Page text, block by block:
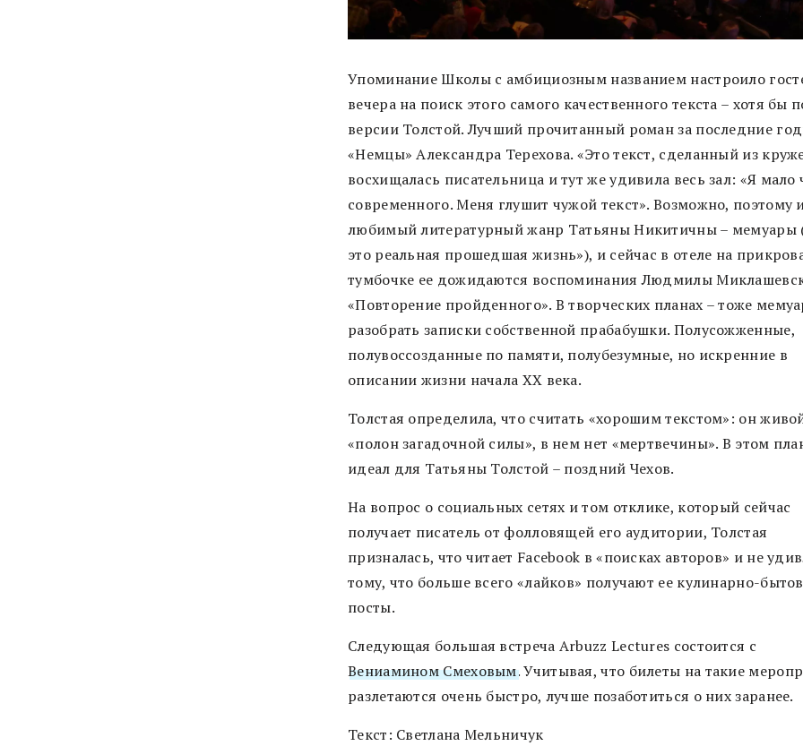
Упоминание Школы с амбициозным названием настроило
вечера на поиск этого самого качественного текста – хотя бы
версии Толстой. Лучший прочитанный роман за последние
«Немцы» Александра Терехова. «Это текст, сделанный из
восхищалась писательница и тут же удивила весь зал: «Я мало
современного. Меня глушит чужой текст». Возможно, поэтому
любимый литературный жанр Татьяны Никитичны – мемуары
это реальная прошедшая жизнь»), и сейчас в отеле на
тумбочке ее дожидаются воспоминания Людмилы
«Повторение пройденного». В творческих планах – тоже
разобрать записки собственной прабабушки. Полусожженные,
полувоссозданные по памяти, полубезумные, но искренние в
описании жизни начала XX века.
Толстая определила, что считать «хорошим текстом»: он
«полон загадочной силы», в нем нет «мертвечины». В этом
идеал для Татьяны Толстой – поздний Чехов.
На вопрос о социальных сетях и том отклике, который сейчас
получает писатель от фолловящей его аудитории, Толстая
призналась, что читает Facebook в «поисках авторов» и не
тому, что больше всего «лайков» получают ее кулинарно-
посты.
Следующая большая встреча Arbuzz Lectures состоится с
Вениамином Смеховым. Учитывая, что билеты на такие
разлетаются очень быстро, лучше позаботиться о них заранее.
Текст: Светлана Мельничук